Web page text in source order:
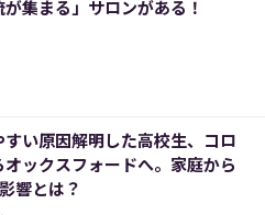
集まる」サロンがある！
い原因解明した高校生、コロ
オックスフォードへ。家庭から
響とは？